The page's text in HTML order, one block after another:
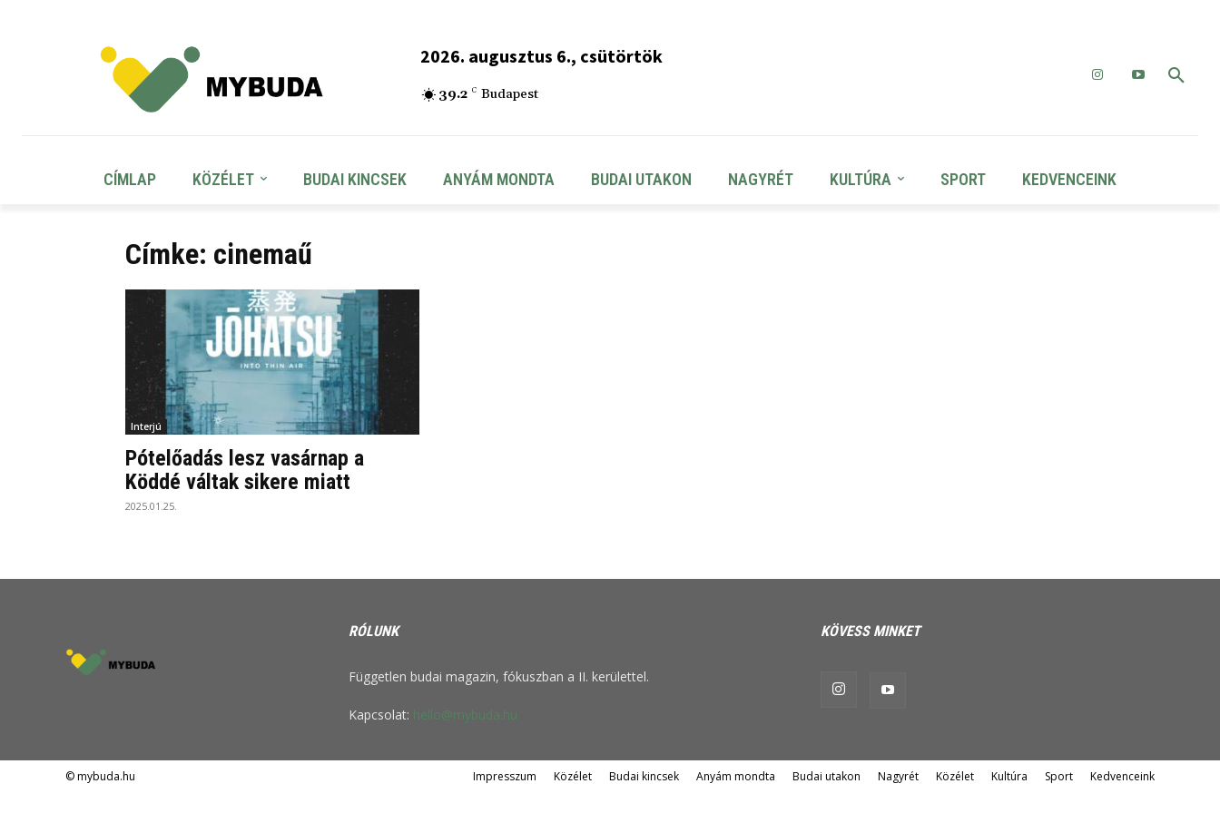
2026. augusztus 6., csütörtök
39.2 C Budapest
CÍMLAP KÖZÉLET BUDAI KINCSEK ANYÁM MONDTA BUDAI UTAKON NAGYRÉT KULTÚRA SPORT KEDVENCEINK
Címke: cinemaű
Interjú
Pótelőadás lesz vasárnap a
Köddé váltak sikere miatt
2025.01.25.
RÓLUNK
Független budai magazin, fókuszban a II. kerülettel.
Kapcsolat: hello@mybuda.hu
KÖVESS MINKET
Impresszum Közélet Budai kincsek Anyám mondta Budai utakon Nagyrét Közélet Kultúra Sport Kedvenceink
© mybuda.hu